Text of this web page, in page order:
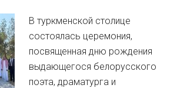
В туркменской столице
состоялась церемония,
посвященная дню рождения
выдающегося белорусского
поэта, драматурга и